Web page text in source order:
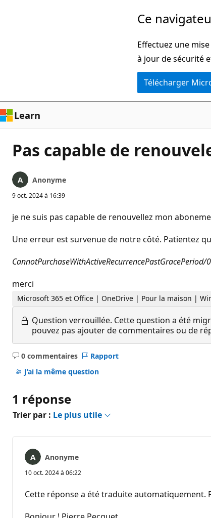
Ce
Effectuez une
à jour de sécurité
Télécharger
Learn
Pas capable de
Anonyme
9 oct. 2024 à 16:39
je ne suis pas capable de renouvellez mon
Une erreur est survenue de notre côté. Patientez
merci
Microsoft 365 et Office | OneDrive | Pour la maison |
Question verrouillée. Cette question a été
pouvez pas ajouter de commentaires ou de
0 commentaires
Aucun
commentaire
Rapport
J’ai la même question
1 réponse
Trier par : Le plus utile
Anonyme
10 oct. 2024 à 06:22
Cette réponse a été traduite